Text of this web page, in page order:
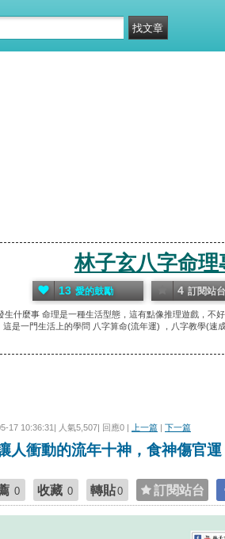
林子玄八字命理
什麼事 命理是一種生活型態，這有點像推理遊戲，不
這是一門生活上的學問 八字算命(流年運) ，八字教學(速
13 愛的鼓勵 4 訂閱站台
17 10:36:31| 人氣5,507| 回應0 | 上一篇 | 下一篇
人衝動的流年十神，食神傷官運
0 收藏 0 轉貼0 訂閱站台